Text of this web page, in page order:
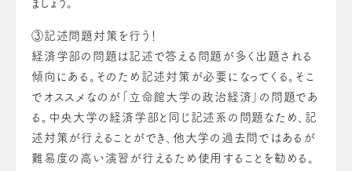
ましょう。
③記述問題対策を行う！
経済学部の問題は記述で答える問題が多く出題される
傾向にある。そのため記述対策が必要になってくる。そこ
でオススメなのが「立命館大学の政治経済」の問題であ
る。中央大学の経済学部と同じ記述系の問題なため、記
述対策が行えることができ、他大学の過去問ではあるが
難易度の高い演習が行えるため使用することを勧める。